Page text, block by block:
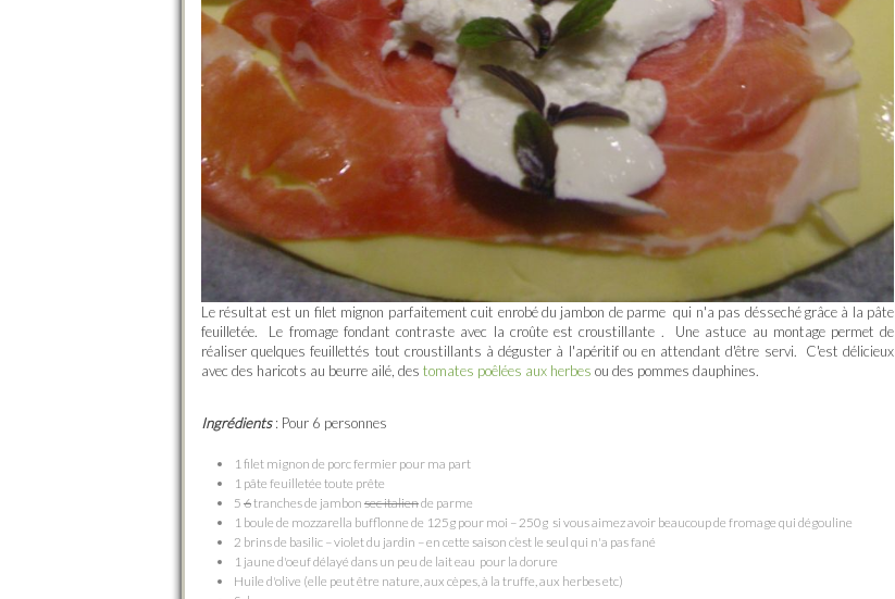
Le résultat est un filet mignon parfaitement cuit enrobé du jambon de parme qui n'a pas désseché grâce à la pâte
feuilletée. Le fromage fondant contraste avec la croûte est croustillante . Une astuce au montage permet de
réaliser quelques feuillettés tout croustillants à déguster à l'apéritif ou en attendant d'être servi. C'est délicieux
avec des haricots au beurre ailé, des tomates poêlées aux herbes ou des pommes dauphines.
Ingrédients: Pour 6 personnes
1 filet mignon de porc fermier pour ma part
1 pâte feuilletée toute prête
5 6tranches de jambon sec italiende parme
1 boule de mozzarella bufflonne de 125g pour moi – 250g si vous aimez avoir beaucoup de fromage qui dégouline
2 brins de basilic – violet du jardin – en cette saison c’est le seul qui n'a pas fané
1 jaune d'oeuf délayé dans un peu de lait eau pour la dorure
Huile d'olive (elle peut être nature, aux cèpes, à la truffe, aux herbes etc)